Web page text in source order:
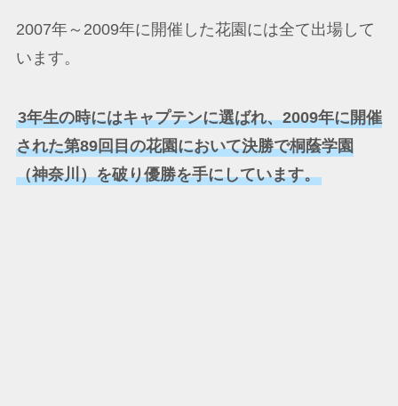
2007年～2009年に開催した花園には全て出場して
います。
3年生の時にはキャプテンに選ばれ、2009年に開催
された第89回目の花園において決勝で桐蔭学園
（神奈川）を破り優勝を手にしています。